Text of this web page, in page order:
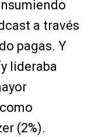
a través
pagas. Y
lideraba
como
(2%).